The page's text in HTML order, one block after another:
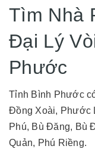
Tìm Nhà
Đại Lý
Phước
Tỉnh Bình Phước
Đồng Xoài, Phước
Phú, Bù Đăng, Bù
Quản, Phú Riềng.